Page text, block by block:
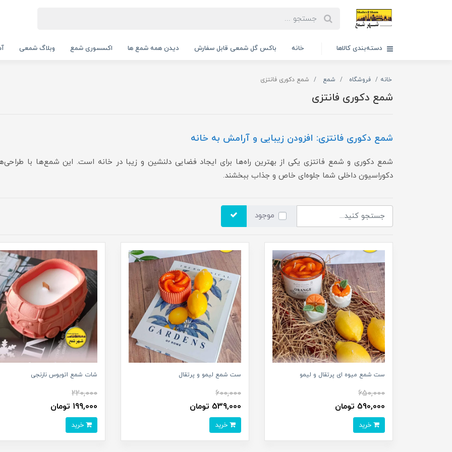
دسته‌بندی کالاها خانه باکس گل شمعی قابل سفارش دیدن همه شمع ها اکسسوری شمع وبلاگ شمعی
خانه فروشگاه شمع شمع دکوری فانتزی
شمع دکوری فانتزی
شمع دکوری فانتزی: افزودن زیبایی و آرامش به خانه
شمع دکوری و شمع فانتزی یکی از بهترین راه‌ها برای ایجاد فضایی دلنشین و زیبا در خانه است. این شمع‌ها با
دکوراسیون داخلی شما جلوه‌ای خاص و جذاب ببخشند.
موجود
ست شمع میوه ای پرتقال و لیمو
650,000
590,000 تومان
ست شمع لیمو و پرتقال
600,000
539,000 تومان
شات شمع اتوبوس نارنجی
220,000
199,000 تومان